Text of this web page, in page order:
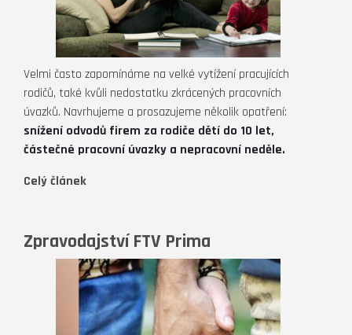
Velmi často zapomínáme na velké vytížení pracujících
rodičů, také kvůli nedostatku zkrácených pracovních
úvazků. Navrhujeme a prosazujeme několik opatření:
snížení odvodů firem za rodiče dětí do 10 let,
částečné pracovní úvazky a nepracovní neděle.
Celý článek
Zpravodajství FTV Prima